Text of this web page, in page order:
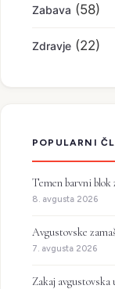
Zabava (58)
Zdravje (22)
POPULARNI
Temen barvni blok
8. avgusta 2026
Avgustovske
7. avgusta 2026
Zakaj